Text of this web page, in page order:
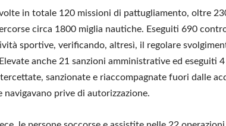
in totale 120 missioni di pattugliamento, oltre
circa 1800 miglia nautiche. Eseguiti 690
sportive, verificando, altresì, il regolare
anche 21 sanzioni amministrative ed eseguiti
sanzionate e riaccompagnate fuori dalle
navigavano prive di autorizzazione.